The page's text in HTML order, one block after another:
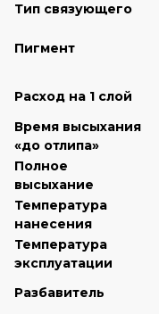
Тип связующего
Пигмент
Расход на 1 слой
Время высыхания
«до отлипа»
Полное
высыхание
Температура
нанесения
Температура
эксплуатации
Разбавитель